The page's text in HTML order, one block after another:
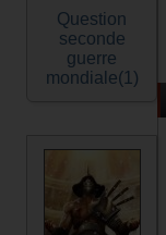
Question
seconde
guerre
mondiale(1)